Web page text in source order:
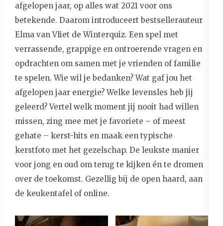
afgelopen jaar, op alles wat 2021 voor ons
betekende. Daarom introduceert bestsellerauteur
Elma van Vliet de Winterquiz. Een spel met
verrassende, grappige en ontroerende vragen en
opdrachten om samen met je vrienden of familie
te spelen. Wie wil je bedanken? Wat gaf jou het
afgelopen jaar energie? Welke levensles heb jij
geleerd? Vertel welk moment jij nooit had willen
missen, zing mee met je favoriete – of meest
gehate – kerst-hits en maak een typische
kerstfoto met het gezelschap. De leukste manier
voor jong en oud om terug te kijken én te dromen
over de toekomst. Gezellig bij de open haard, aan
de keukentafel of online.